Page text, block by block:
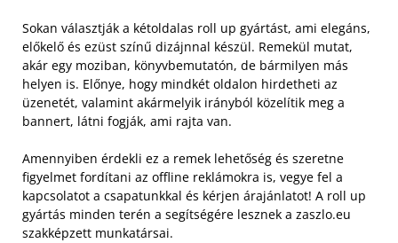
Sokan választják a kétoldalas roll up gyártást, ami elegáns,
előkelő és ezüst színű dizájnnal készül. Remekül mutat,
akár egy moziban, könyvbemutatón, de bármilyen más
helyen is. Előnye, hogy mindkét oldalon hirdetheti az
üzenetét, valamint akármelyik irányból közelítik meg a
bannert, látni fogják, ami rajta van.
Amennyiben érdekli ez a remek lehetőség és szeretne
figyelmet fordítani az offline reklámokra is, vegye fel a
kapcsolatot a csapatunkkal és kérjen árajánlatot! A roll up
gyártás minden terén a segítségére lesznek a zaszlo.eu
szakképzett munkatársai.